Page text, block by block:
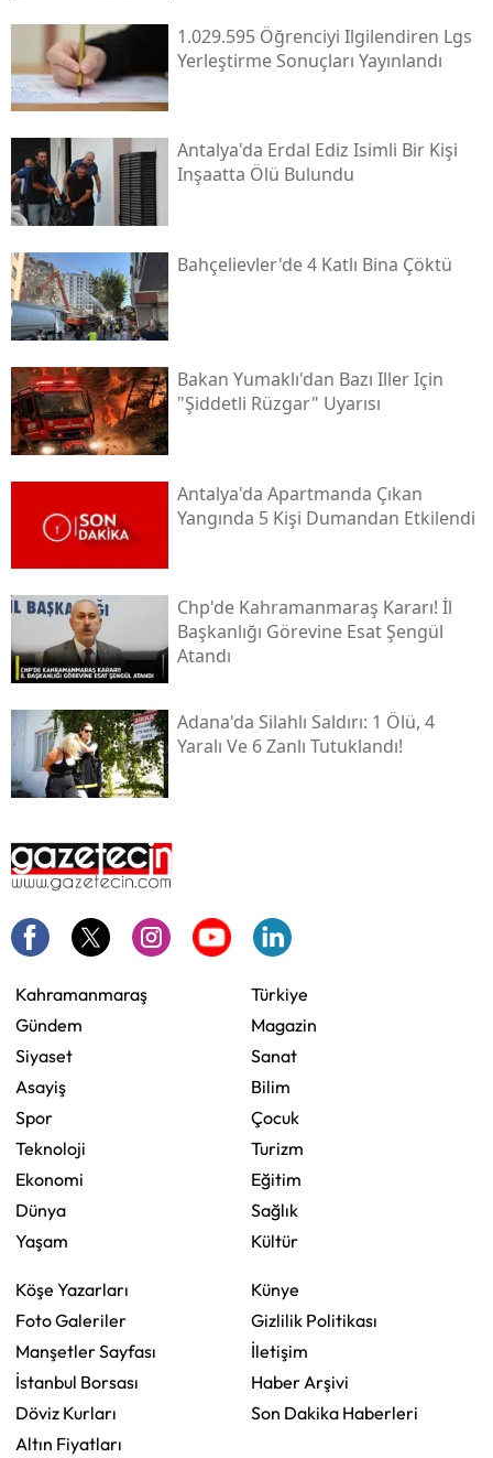
1.029.595 Öğrenciyi Ilgilendiren Lgs
Yerleştirme Sonuçları Yayınlandı
Antalya'da Erdal Ediz Isimli Bir Kişi
Inşaatta Ölü Bulundu
Bahçelievler'de 4 Katlı Bina Çöktü
Bakan Yumaklı'dan Bazı Iller Için
"şiddetli Rüzgar" Uyarısı
Antalya'da Apartmanda Çıkan
Yangında 5 Kişi Dumandan Etkilendi
Chp'de Kahramanmaraş Kararı! İl
Başkanlığı Görevine Esat Şengül
Atandı
Adana'da Silahlı Saldırı: 1 Ölü, 4
Yaralı Ve 6 Zanlı Tutuklandı!
Kahramanmaraş
Gündem
Siyaset
Asayiş
Spor
Teknoloji
Ekonomi
Dünya
Yaşam
Türkiye
Magazin
Sanat
Bilim
Çocuk
Turizm
Eğitim
Sağlık
Kültür
Köşe Yazarları
Foto Galeriler
Manşetler Sayfası
İstanbul Borsası
Döviz Kurları
Altın Fiyatları
Künye
Gizlilik Politikası
İletişim
Haber Arşivi
Son Dakika Haberleri